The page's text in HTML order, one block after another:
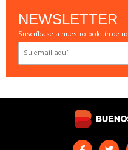
NEWSLETTER
Suscríbase a nuestro boletín de